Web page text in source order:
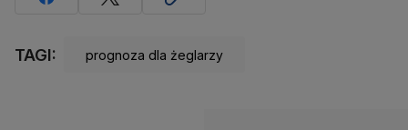
TAGI: prognoza dla żeglarzy